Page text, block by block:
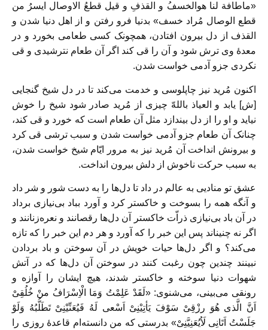
«ماطافة لنا هوالخسفُ و القذفِ و قیل قطعُ الاوصال ایسرُ من
قطع الوصال مُراد خسف» بدنیا فرو رفتن و از اهل دنیا شدن و
القذف از دل بیرون افتادن، همچونک کسی طعامی بخورد و در
معدهٔ وی ترش شود و آن را قی کند اگر آن طعام نترشیدی و قی
نکردی جزو آدمی خواست شدن.
اکنون مُرید نیز چاپلوسی و خدمت می‌کند تا در دل شیخ گنجایی
[ش] یابد و العیاذ باللهّ چیزی از مُرید صادر شود شیخ را خوش
نیاید و او را از دل بیندازد مثل آن طعام است که خورد و قی کند،
چنانک آن طعام جزو آدمی خواست شدن و سبب ترشی قی کرد
و بیرونش انداخت آن مُرید نیز به مرور ایّام شیخ خواست شدن،
به سبب حرکت ناخوش از دلش بیرون انداخت.
عشق تو منادیی به عالم در داد تا دل‌ها را به دست شور و شر داد
و آنگه همه را بسوخت و خاکستر کرد و آورد بباد بی‌نیازی برداد
در آن باد بی‌نیازی ذراّت خاکستر آن دل‌ها رقصانند و نعره‌زنانند و
اگر نه چنیناند پس این خبر را که آورد و هر دم این خبر را که تازه
می‌کند؟ و اگر دل‌ها حیات خویش در آن سوختن و باد بردادن
نبینند چندین چون رغبت کنند در سوختن آن دل‌ها که در آتش
شهوات دنیا سوخته و خاکستر شدند، هیچ ایشان را آوازه و
رونقی می‌بینی، می‌شنوی: «لَقَدْ عَلِمْتُ وَمَا الْاِسْرَافُ منْ خُلُقِیْ
اَنَّ الَّذی هُوَ رزْقِیْ سَوْفَ یَأتِیْنِیْ اَسْعی لَهُ فَیُعَنِّیْنِیْ تَطَلُّبُهُ وَلَوْ
جَلَسْتُ اَتَانِی لَاُیُعَنِیَّنِیْ» بدرستی که من دانسته‌ام قاعدهٔ روزی را